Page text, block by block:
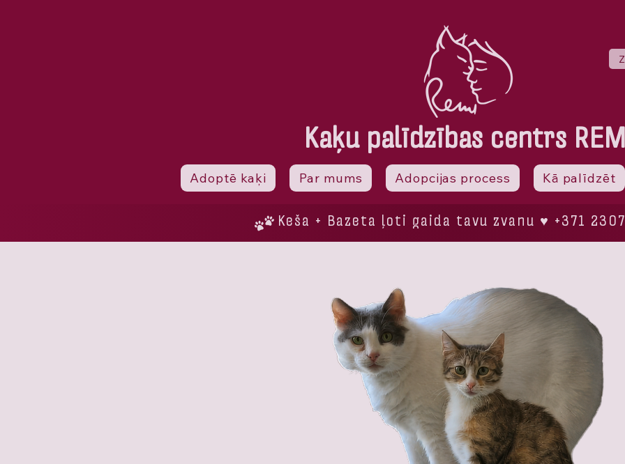
Kaķu palīdzības centrs
Adoptē kaķi Par mums Adopcijas process Kā palīdzēt
Keša + Bazeta ļoti gaida tavu zvanu ♥ +371